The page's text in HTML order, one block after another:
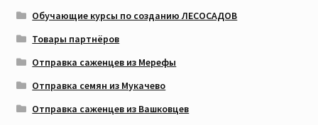
Обучающие курсы по созданию ЛЕСОСАДОВ
Товары партнёров
Отправка саженцев из Мерефы
Отправка семян из Мукачево
Отправка саженцев из Вашковцев